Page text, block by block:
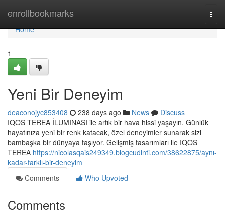
enrollbookmarks
Home
Home
1
Yeni Bir Deneyim
deaconojyc853408 238 days ago News
Discuss
IQOS TEREA İLUMINASI ile artık bir hava hissi yaşayın. Günlük
hayatınıza yeni bir renk katacak, özel deneyimler sunarak sizi
bambaşka bir dünyaya taşıyor. Gelişmiş tasarımları ile IQOS
TEREA https://nicolasqais249349.blogcudinti.com/38622875/aynı-
kadar-farklı-bir-deneyim
Comments
Who Upvoted
Comments